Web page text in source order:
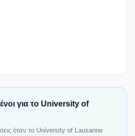
για το University of
όταν το University of Lausanne